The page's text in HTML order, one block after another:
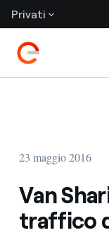
Privati
23 maggio 2016
Van
traffico